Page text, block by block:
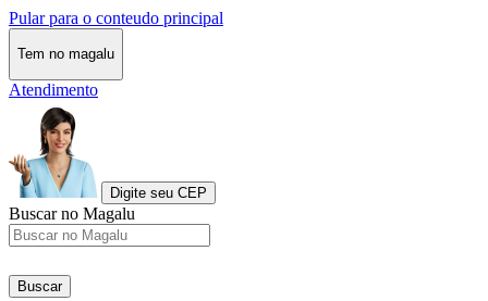
Pular para o conteudo principal
Tem no magalu
Atendimento
Digite seu CEP
Buscar no Magalu
Buscar